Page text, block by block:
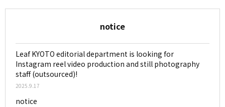
notice
Leaf KYOTO editorial department is looking for
Instagram reel video production and still photography
staff (outsourced)!
2025.9.17
notice